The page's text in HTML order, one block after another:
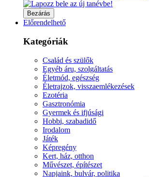
Bezárás
Előrendelhető
Kategóriák
Család és szülők
Egyéb áru, szolgáltatás
Életmód, egészség
Életrajzok, visszaemlékezések
Ezotéria
Gasztronómia
Gyermek és ifjúsági
Hobbi, szabadidő
Irodalom
Játék
Képregény
Kert, ház, otthon
Művészet, építészet
Napjaink, bulvár, politika